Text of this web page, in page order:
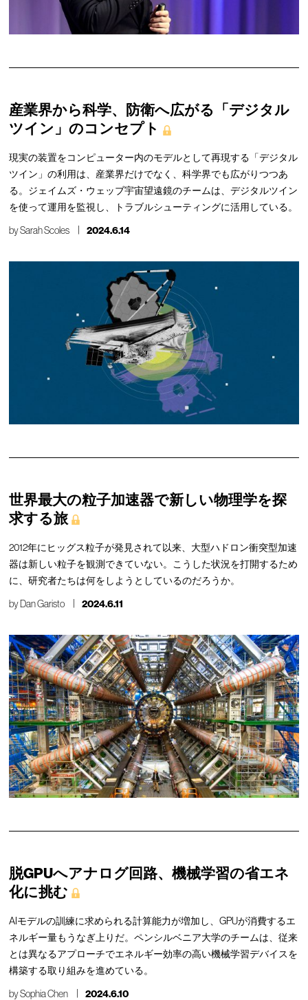
産業界から科学、防衛へ広がる「デジタル
ツイン」のコンセプト
現実の装置をコンピューター内のモデルとして再現する「デジタル
ツイン」の利用は、産業界だけでなく、科学界でも広がりつつあ
る。ジェイムズ・ウェッブ宇宙望遠鏡のチームは、デジタルツイン
を使って運用を監視し、トラブルシューティングに活用している。
bySarah Scoles 2024.6.14
世界最大の粒子加速器で新しい物理学を探
求する旅
2012年にヒッグス粒子が発見されて以来、大型ハドロン衝突型加速
器は新しい粒子を観測できていない。こうした状況を打開するため
に、研究者たちは何をしようとしているのだろうか。
byDan Garisto 2024.6.11
脱GPUへアナログ回路、機械学習の省エネ
化に挑む
AIモデルの訓練に求められる計算能力が増加し、GPUが消費するエ
ネルギー量もうなぎ上りだ。ペンシルベニア大学のチームは、従来
とは異なるアプローチでエネルギー効率の高い機械学習デバイスを
構築する取り組みを進めている。
bySophia Chen 2024.6.10